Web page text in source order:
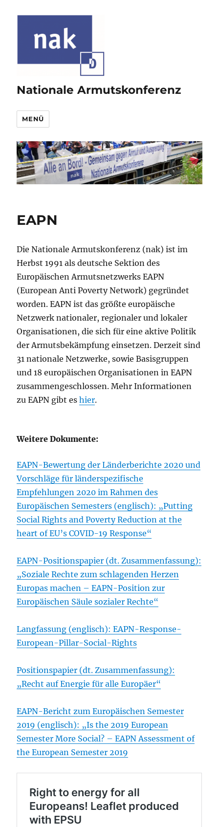
Nationale Armutskonferenz
MENÜ
EAPN
Die Nationale Armutskonferenz (nak) ist im
Herbst 1991 als deutsche Sektion des
Europäischen Armutsnetzwerks EAPN
(European Anti Poverty Network) gegründet
worden. EAPN ist das größte europäische
Netzwerk nationaler, regionaler und lokaler
Organisationen, die sich für eine aktive Politik
der Armutsbekämpfung einsetzen. Derzeit sind
31 nationale Netzwerke, sowie Basisgruppen
und 18 europäischen Organisationen in EAPN
zusammengeschlossen. Mehr Informationen
zu EAPN gibt eshier.
Weitere Dokumente:
EAPN-Bewertung der Länderberichte 2020 und
Vorschläge für länderspezifische
Empfehlungen 2020 im Rahmen des
Europäischen Semesters (englisch): „Putting
Social Rights and Poverty Reduction at the
heart of EU’s COVID-19 Response“
EAPN-Positionspapier (dt. Zusammenfassung):
„Soziale Rechte zum schlagenden Herzen
Europas machen – EAPN-Position zur
Europäischen Säule sozialer Rechte“
Langfassung (englisch): EAPN-Response-
European-Pillar-Social-Rights
Positionspapier (dt. Zusammenfassung):
„Recht auf Energie für alle Europäer“
EAPN-Bericht zum Europäischen Semester
2019 (englisch): „Is the 2019 European
Semester More Social? – EAPN Assessment of
the European Semester 2019